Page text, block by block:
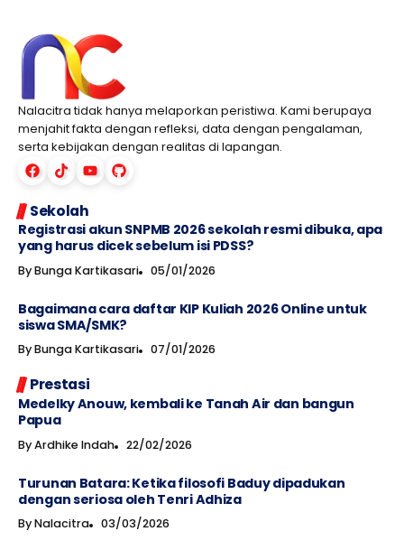
Nalacitra tidak hanya melaporkan peristiwa. Kami berupaya
menjahit fakta dengan refleksi, data dengan pengalaman,
serta kebijakan dengan realitas di lapangan.
Sekolah
Registrasi akun SNPMB 2026 sekolah resmi dibuka, apa
yang harus dicek sebelum isi PDSS?
ByBunga Kartikasari 05/01/2026
Bagaimana cara daftar KIP Kuliah 2026 Online untuk
siswa SMA/SMK?
ByBunga Kartikasari 07/01/2026
Prestasi
Medelky Anouw, kembali ke Tanah Air dan bangun
Papua
ByArdhike Indah 22/02/2026
Turunan Batara: Ketika filosofi Baduy dipadukan
dengan seriosa oleh Tenri Adhiza
ByNalacitra 03/03/2026